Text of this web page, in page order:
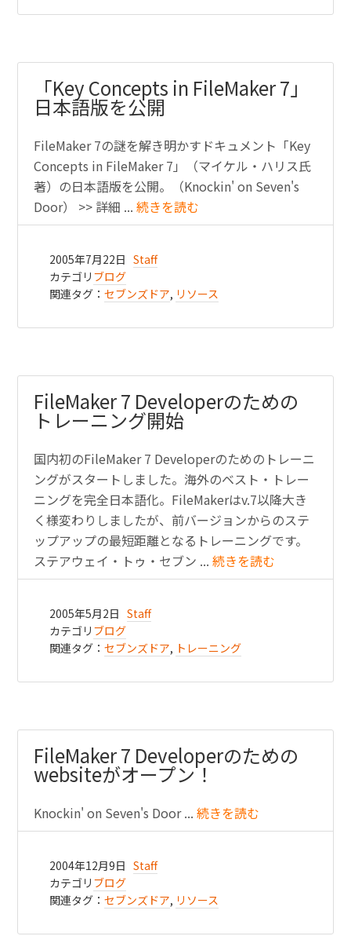
「Key Concepts in FileMaker 7」
日本語版を公開
FileMaker 7の謎を解き明かすドキュメント「Key
Concepts in FileMaker 7」（マイケル・ハリス氏
著）の日本語版を公開。（Knockin' on Seven's
Door） >> 詳細 ...続きを読む
2005年7月22日 Staff
カテゴリ ブログ
関連タグ：セブンズドア, リソース
FileMaker 7 Developerのための
トレーニング開始
国内初のFileMaker 7 Developerのためのトレーニ
ングがスタートしました。海外のベスト・トレー
ニングを完全日本語化。FileMakerはv.7以降大き
く様変わりしましたが、前バージョンからのステ
ップアップの最短距離となるトレーニングです。
ステアウェイ・トゥ・セブン ...続きを読む
2005年5月2日 Staff
カテゴリ ブログ
関連タグ：セブンズドア, トレーニング
FileMaker 7 Developerのための
websiteがオープン！
Knockin' on Seven's Door ...続きを読む
2004年12月9日 Staff
カテゴリ ブログ
関連タグ：セブンズドア, リソース